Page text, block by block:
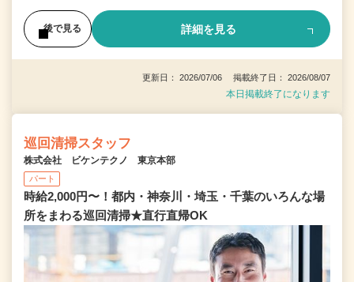
後で見る 詳細を見る
更新日： 2026/07/06 掲載終了日： 2026/08/07
本日掲載終了になります
巡回清掃スタッフ
株式会社 ビケンテクノ 東京本部
パート
時給2,000円〜！都内・神奈川・埼玉・千葉のいろんな場
所をまわる巡回清掃★直行直帰OK